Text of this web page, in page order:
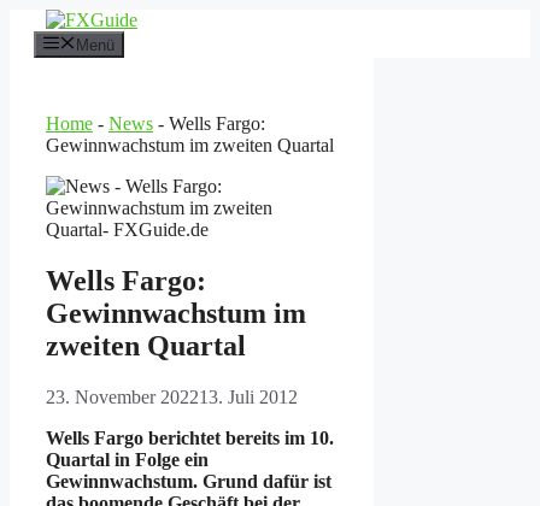
Inhalt
springen
Menü
Home - News - Wells Fargo:
Gewinnwachstum im zweiten Quartal
Wells Fargo:
Gewinnwachstum im
zweiten Quartal
23. November 202213. Juli 2012
Wells Fargo berichtet bereits im 10.
Quartal in Folge ein
Gewinnwachstum. Grund dafür ist